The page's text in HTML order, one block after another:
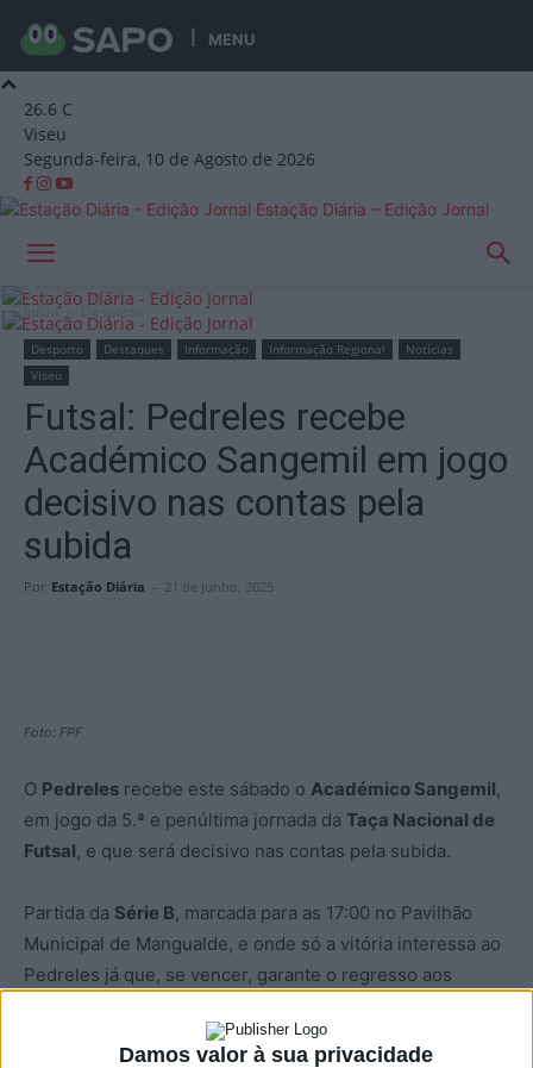
Damos valor à sua privacidade
MENU
26.6 C
Viseu
Segunda-feira, 10 de Agosto de 2026
Estação Diária – Edição Jornal
Início Desporto
Desporto Destaques Informação Informação Regional
Notícias
Viseu
Futsal: Pedreles recebe
Académico Sangemil em jogo
decisivo nas contas pela
subida
Por Estação Diária - 21 de Junho, 2025
Foto: FPF
O Pedreles recebe este sábado o Académico Sangemil,
em jogo da 5.ª e penúltima jornada da Taça Nacional de
Futsal, e que será decisivo nas contas pela subida.
Partida da Série B, marcada para as 17:00 no Pavilhão
Municipal de Mangualde, e onde só a vitória interessa ao
Pedreles já que, se vencer, garante o regresso aos